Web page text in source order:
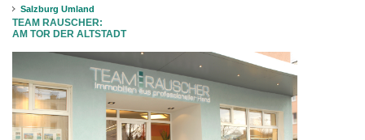
Salzburg Umland
TEAM RAUSCHER:
AM TOR DER ALTSTADT